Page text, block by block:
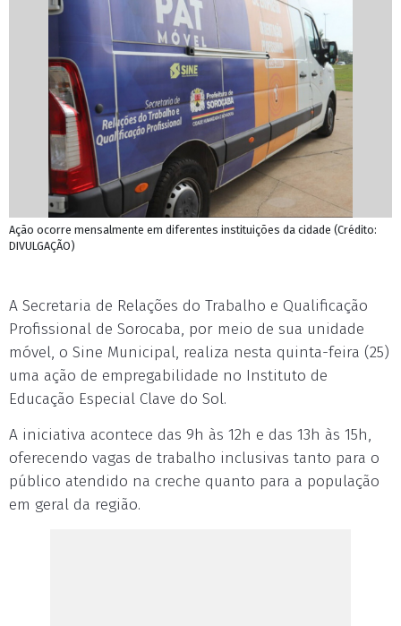
Ação ocorre mensalmente em diferentes instituições da cidade (Crédito:
DIVULGAÇÃO)
A Secretaria de Relações do Trabalho e Qualificação
Profissional de Sorocaba, por meio de sua unidade
móvel, o Sine Municipal, realiza nesta quinta-feira (25)
uma ação de empregabilidade no Instituto de
Educação Especial Clave do Sol.
A iniciativa acontece das 9h às 12h e das 13h às 15h,
oferecendo vagas de trabalho inclusivas tanto para o
público atendido na creche quanto para a população
em geral da região.